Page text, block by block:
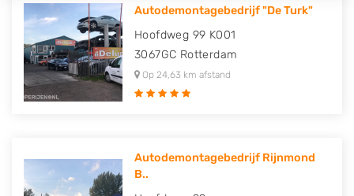
Autodemontagebedrijf "De Turk"
Hoofdweg 99 K001
3067GC Rotterdam
Op 24,63 km afstand
Autodemontagebedrijf Rijnmond
B..